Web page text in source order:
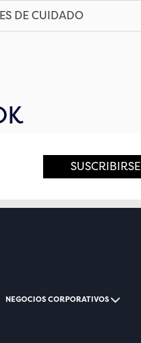
DE CUIDADO
SUSCRIBIRSE
NEGOCIOS CORPORATIVOS